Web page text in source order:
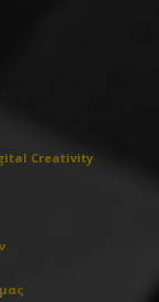
Creativity